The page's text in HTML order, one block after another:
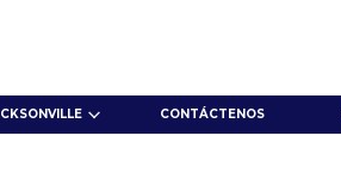
CONTÁCTENOS